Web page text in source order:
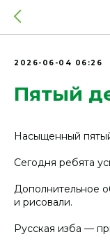
2026-06-04 06:26
Пятый
Насыщенный
Сегодня ребята
Дополнительное
и рисовали.
️Русская изба —